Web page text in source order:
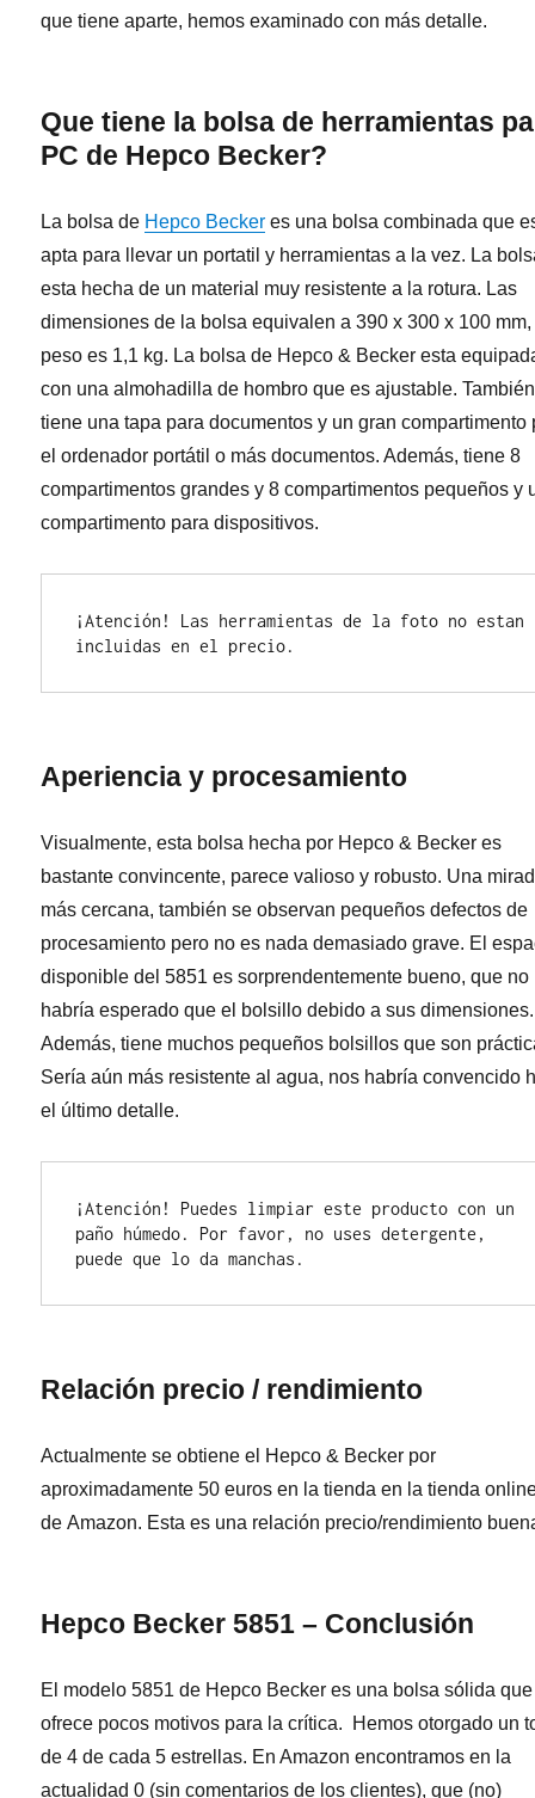
que tiene aparte, hemos examinado con más detalle.
Que tiene la bolsa de herramientas
PC de Hepco Becker?
La bolsa de Hepco Becker es una bolsa combinada que
apta para llevar un portatil y herramientas a la vez. La
esta hecha de un material muy resistente a la rotura. Las
dimensiones de la bolsa equivalen a 390 x 300 x 100
peso es 1,1 kg. La bolsa de Hepco & Becker esta
con una almohadilla de hombro que es ajustable. También
tiene una tapa para documentos y un gran compartimento
el ordenador portátil o más documentos. Además, tiene 8
compartimentos grandes y 8 compartimentos pequeños y
compartimento para dispositivos.
¡Atención! Las herramientas de la foto no estan
incluidas en el precio.
Aperiencia y procesamiento
Visualmente, esta bolsa hecha por Hepco & Becker es
bastante convincente, parece valioso y robusto. Una
más cercana, también se observan pequeños defectos de
procesamiento pero no es nada demasiado grave. El
disponible del 5851 es sorprendentemente bueno, que no
habría esperado que el bolsillo debido a sus dimensiones.
Además, tiene muchos pequeños bolsillos que son
Sería aún más resistente al agua, nos habría convencido
el último detalle.
¡Atención! Puedes limpiar este producto con un
paño húmedo. Por favor, no uses detergente,
puede que lo da manchas.
Relación precio / rendimiento
Actualmente se obtiene el Hepco & Becker por
aproximadamente 50 euros en la tienda en la tienda
de Amazon. Esta es una relación precio/rendimiento
Hepco Becker 5851 – Conclusión
El modelo 5851 de Hepco Becker es una bolsa sólida que
ofrece pocos motivos para la crítica. Hemos otorgado un
de 4 de cada 5 estrellas. En Amazon encontramos en la
actualidad 0 (sin comentarios de los clientes), que (no)